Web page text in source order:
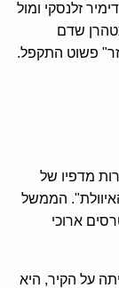
זלנסקי ומול
שדם
פשוט התקפל.
מדפיו של
הממשל
ארוכי
על הקיר, היא